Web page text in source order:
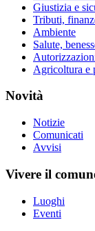
Giustizia e
Tributi,
Ambiente
Salute,
Agricoltura e
Novità
Notizie
Comunicati
Avvisi
Vivere il
Luoghi
Eventi